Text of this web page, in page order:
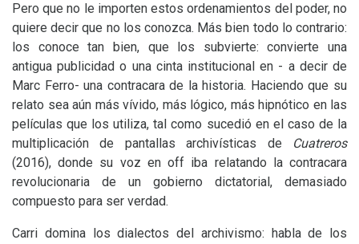
Pero que no le importen estos ordenamientos del poder, no
quiere decir que no los conozca. Más bien todo lo contrario:
los conoce tan bien, que los subvierte: convierte una
antigua publicidad o una cinta institucional en - a decir de
Marc Ferro- una contracara de la historia. Haciendo que su
relato sea aún más vívido, más lógico, más hipnótico en las
películas que los utiliza, tal como sucedió en el caso de la
multiplicación de pantallas archivísticas de
Cuatreros
(2016), donde su voz en off iba relatando la contracara
revolucionaria de un gobierno dictatorial, demasiado
compuesto para ser verdad.
Carri domina los dialectos del archivismo: habla de los